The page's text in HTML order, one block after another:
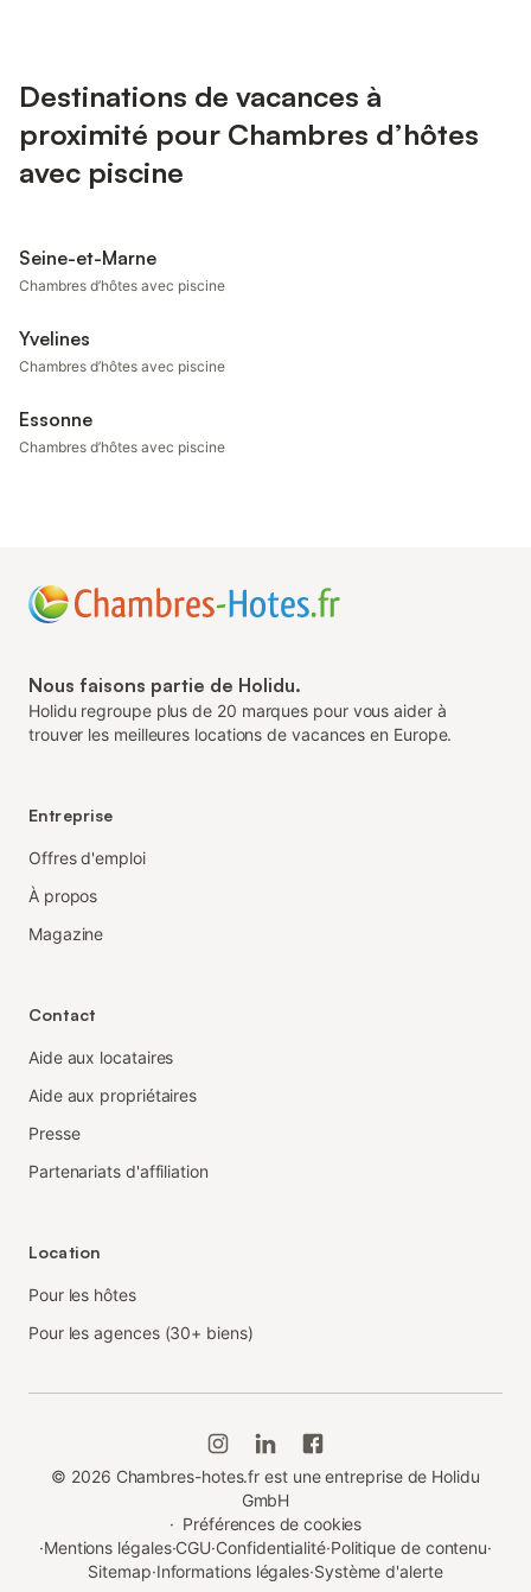
Destinations de vacances à
proximité pour Chambres d’hôtes
avec piscine
Seine-et-Marne
Chambres d’hôtes avec piscine
Yvelines
Chambres d’hôtes avec piscine
Essonne
Chambres d’hôtes avec piscine
Nous faisons partie de Holidu.
Holidu regroupe plus de 20 marques pour vous aider à
trouver les meilleures locations de vacances en Europe.
Entreprise
Offres d'emploi
À propos
Magazine
Contact
Aide aux locataires
Aide aux propriétaires
Presse
Partenariats d'affiliation
Location
Pour les hôtes
Pour les agences (30+ biens)
© 2026 Chambres-hotes.fr est une entreprise de Holidu
GmbH
· Préférences de cookies
·Mentions légales·CGU·Confidentialité·Politique de contenu·
Sitemap·Informations légales·Système d'alerte